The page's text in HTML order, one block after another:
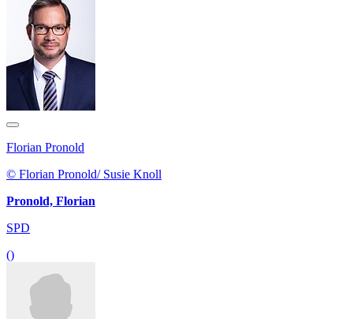
Florian Pronold
© Florian Pronold/ Susie Knoll
Pronold, Florian
SPD
()